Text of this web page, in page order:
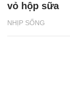
NHỊP SỐNG
vỏ hộp sữa